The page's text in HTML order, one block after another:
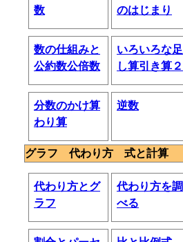
数
のはじまり
数の仕組みと
公約数公倍数
いろいろな足
し算引き算２
分数のかけ算
わり算
逆数
グラフ 代わり方 式と計算
代わり方とグ
ラフ
代わり方を調
べる